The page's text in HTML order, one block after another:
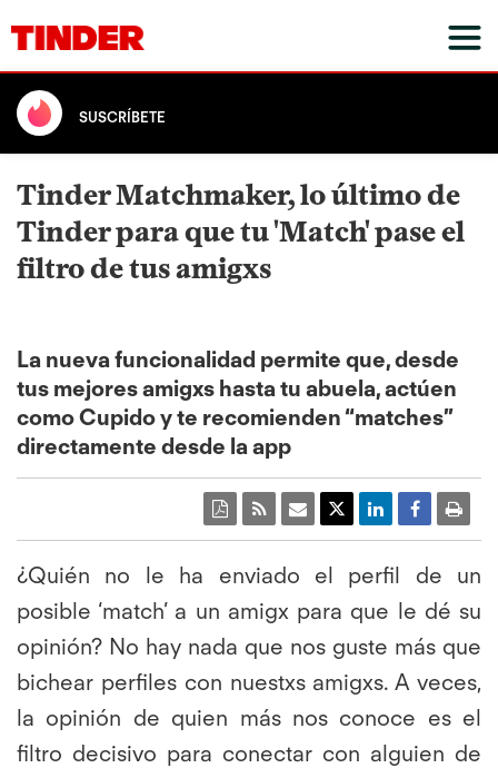
SUSCRÍBETE
Tinder Matchmaker, lo último de
Tinder para que tu 'Match' pase el
filtro de tus amigxs
La nueva funcionalidad permite que, desde
tus mejores amigxs hasta tu abuela, actúen
como Cupido y te recomienden “matches”
directamente desde la app
¿Quién no le ha enviado el perfil de un
posible ‘match’ a un amigx para que le dé su
opinión? No hay nada que nos guste más que
bichear perfiles con nuestxs amigxs. A veces,
la opinión de quien más nos conoce es el
filtro decisivo para conectar con alguien de